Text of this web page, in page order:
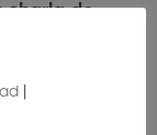
charla de
(2ª Edición)